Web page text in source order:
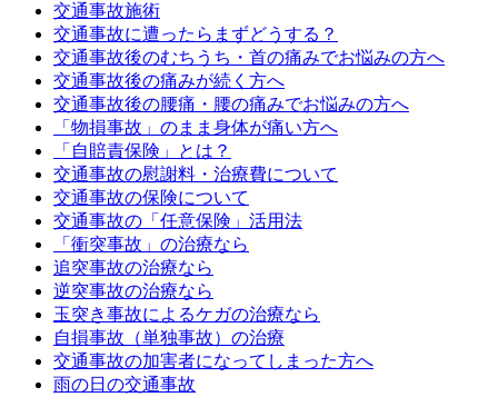
交通事故施術
交通事故に遭ったらまずどうする？
交通事故後のむちうち・首の痛みでお悩みの方へ
交通事故後の痛みが続く方へ
交通事故後の腰痛・腰の痛みでお悩みの方へ
「物損事故」のまま身体が痛い方へ
「自賠責保険」とは？
交通事故の慰謝料・治療費について
交通事故の保険について
交通事故の「任意保険」活用法
「衝突事故」の治療なら
追突事故の治療なら
逆突事故の治療なら
玉突き事故によるケガの治療なら
自損事故（単独事故）の治療
交通事故の加害者になってしまった方へ
雨の日の交通事故